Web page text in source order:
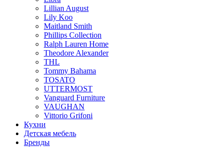
Lillian August
Lily Koo
Maitland Smith
Phillips Collection
Ralph Lauren Home
Theodore Alexander
THL
Tommy Bahama
TOSATO
UTTERMOST
Vanguard Furniture
VAUGHAN
Vittorio Grifoni
Кухни
Детская мебель
Бренды